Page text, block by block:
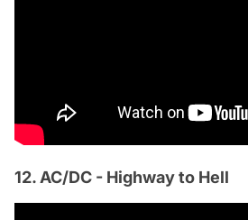
12. AC/DC - Highway to Hell